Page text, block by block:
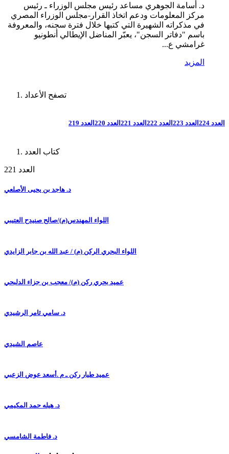
د. أسامة الجوهري مساعد رئيس مجلس الوزراء ـ رئيس
مركز المعلومات ودعم اتخاذ القرار-مجلس الوزراء المصري
في مذكراته الشهيرة التي كتبها خلال فترة سجنه، والمعروفة
باسم "دفاتر السجن"، يعبّر المناضل الإيطالي أنطونيو
غرامشي ع...
المزيد
تصفح الأعداد
العدد 224 العدد 223 العدد 222 العدد 221 العدد 220 العدد 219
كتاب العدد
العدد 221
د. هاجد بن يحيى الأصلعي
اللواء المهندس(م)/صالح صنيدح العتيبي
اللواء البحري الركن (م) / عبد الله بن جابر الزايدي
عميد بحري ركن (م)/ معجب بن جزاء الدلبحي
د. سامي ثامر الرشيدي
عاصم الشيدي
عميد طيار ركن ـ م .أسعد عوض الزعبي
د. هيله حمد المكيمي
د. فاطمة الشامسي